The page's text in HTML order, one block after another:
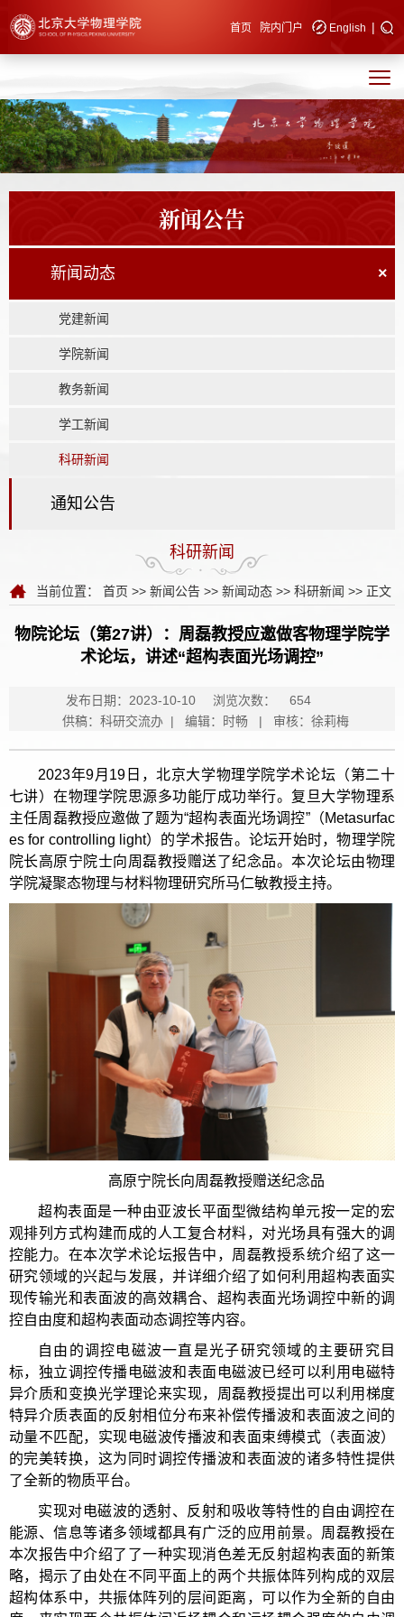
快速导航 首页 院内门户 English |
新闻公告
新闻动态 ×
党建新闻
学院新闻
教务新闻
学工新闻
科研新闻
通知公告
科研新闻
当前位置： 首页 >> 新闻公告 >> 新闻动态 >> 科研新闻 >> 正文
物院论坛（第27讲）：周磊教授应邀做客物理学院学
术论坛，讲述“超构表面光场调控”
发布日期：2023-10-10 浏览次数：
654
供稿：科研交流办 | 编辑：时畅 | 审核：徐莉梅
2023年9月19日，北京大学物理学院学术论坛（第二十
七讲）在物理学院思源多功能厅成功举行。复旦大学物理系
主任周磊教授应邀做了题为“超构表面光场调控”（Metasurfac
es for controlling light）的学术报告。论坛开始时，物理学院
院长高原宁院士向周磊教授赠送了纪念品。本次论坛由物理
学院凝聚态物理与材料物理研究所马仁敏教授主持。
高原宁院长向周磊教授赠送纪念品
超构表面是一种由亚波长平面型微结构单元按一定的宏
观排列方式构建而成的人工复合材料，对光场具有强大的调
控能力。在本次学术论坛报告中，周磊教授系统介绍了这一
研究领域的兴起与发展，并详细介绍了如何利用超构表面实
现传输光和表面波的高效耦合、超构表面光场调控中新的调
控自由度和超构表面动态调控等内容。
自由的调控电磁波一直是光子研究领域的主要研究目
标，独立调控传播电磁波和表面电磁波已经可以利用电磁特
异介质和变换光学理论来实现，周磊教授提出可以利用梯度
特异介质表面的反射相位分布来补偿传播波和表面波之间的
动量不匹配，实现电磁波传播波和表面束缚模式（表面波）
的完美转换，这为同时调控传播波和表面波的诸多特性提供
了全新的物质平台。
实现对电磁波的透射、反射和吸收等特性的自由调控在
能源、信息等诸多领域都具有广泛的应用前景。周磊教授在
本次报告中介绍了了一种实现消色差无反射超构表面的新策
略，揭示了由处在不同平面上的两个共振体阵列构成的双层
超构体系中，共振体阵列的层间距离，可以作为全新的自由